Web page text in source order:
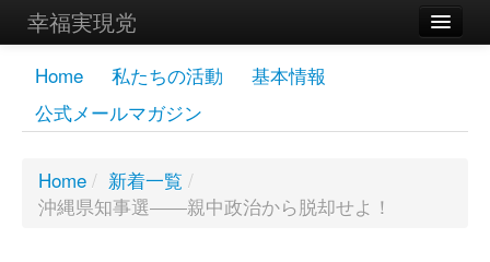
幸福実現党
メンバーズページ
党員
お問い合わせ
Home 私たちの活動
基本情報
公式メールマガジン
Home / 新着一覧 /
沖縄県知事選――親中政治から脱却せよ！